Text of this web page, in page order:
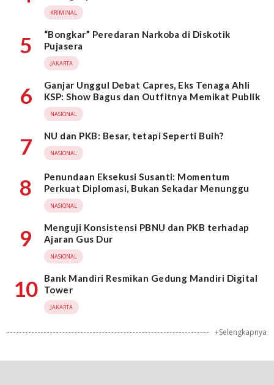
KRIMINAL
5
“Bongkar” Peredaran Narkoba di Diskotik
Pujasera
JAKARTA
6
Ganjar Unggul Debat Capres, Eks Tenaga Ahli
KSP: Show Bagus dan Outfitnya Memikat Publik
NASIONAL
7 NU dan PKB: Besar, tetapi Seperti Buih?
NASIONAL
8
Penundaan Eksekusi Susanti: Momentum
Perkuat Diplomasi, Bukan Sekadar Menunggu
NASIONAL
9
Menguji Konsistensi PBNU dan PKB terhadap
Ajaran Gus Dur
NASIONAL
10
Bank Mandiri Resmikan Gedung Mandiri Digital
Tower
JAKARTA
+Selengkapnya